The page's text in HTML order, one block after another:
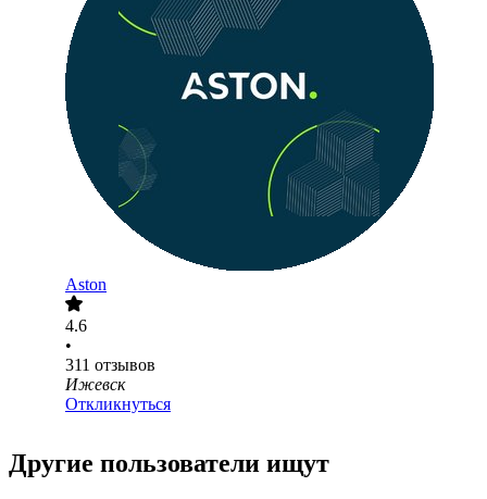
Aston
4.6
•
311 отзывов
Ижевск
Откликнуться
Другие пользователи ищут